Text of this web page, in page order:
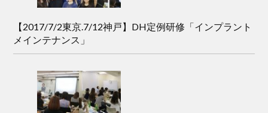
【2017/7/2東京.7/12神戸】DH定例研修「インプラント
メインテナンス」